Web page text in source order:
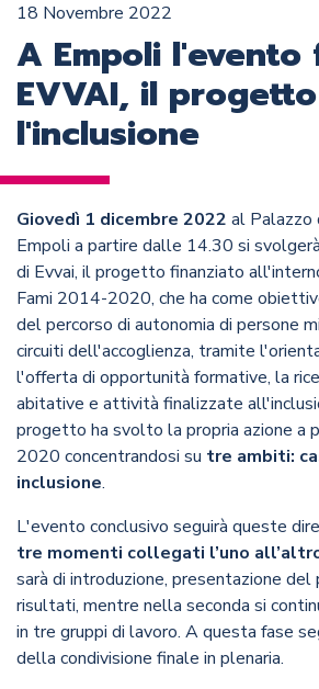
18 Novembre 2022
A Empoli
EVVAI, il
l'inclusione
Giovedì 1 dicembre 2022 al Palazzo
Empoli a partire dalle 14.30 si
di Evvai, il progetto finanziato
Fami 2014-2020, che ha come
del percorso di autonomia di persone
circuiti dell'accoglienza, tramite
l'offerta di opportunità formative, la
abitative e attività finalizzate
progetto ha svolto la propria azione a
2020 concentrandosi su tre ambiti:
inclusione.
L'evento conclusivo seguirà queste
tre momenti collegati l’uno
sarà di introduzione, presentazione
risultati, mentre nella seconda si
in tre gruppi di lavoro. A questa fase
della condivisione finale in plenaria.